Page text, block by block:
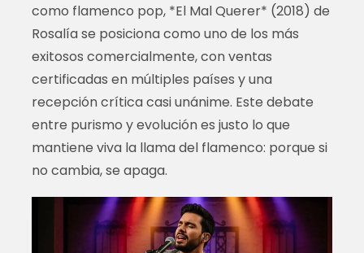
como flamenco pop, *El Mal Querer* (2018) de
Rosalía se posiciona como uno de los más
exitosos comercialmente, con ventas
certificadas en múltiples países y una
recepción crítica casi unánime. Este debate
entre purismo y evolución es justo lo que
mantiene viva la llama del flamenco: porque si
no cambia, se apaga.